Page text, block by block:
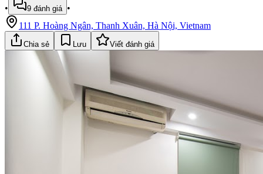
•
9 đánh giá •
111 P. Hoàng Ngân, Thanh Xuân, Hà Nội, Vietnam
Chia sẻ Lưu Viết đánh giá